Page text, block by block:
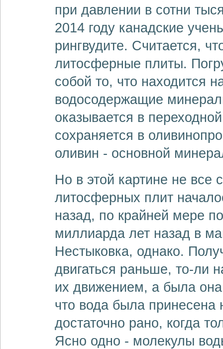
при давлении в сотни
2014 году канадские
рингвудите. Считается,
литосферные плиты.
собой то, что находится
водосодержащие
оказывается в
сохраняется в
оливин - основной
Но в этой картине не все
литосферных плит
назад, по крайней мере
миллиарда лет назад в
Нестыковка, однако.
двигаться раньше, то-ли
их движением, а была
что вода была принесена
достаточно рано, когда
Ясно одно - молекулы